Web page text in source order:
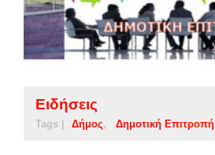
Ειδήσεις
Tags | Δήμος Δημοτική Επιτροπή